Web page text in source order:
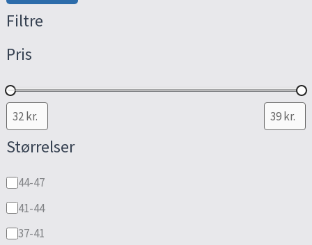
Filtre
Pris
Størrelser
44-47
41-44
37-41